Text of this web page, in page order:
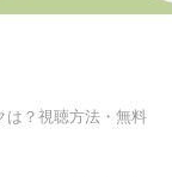
は？視聴方法・無料